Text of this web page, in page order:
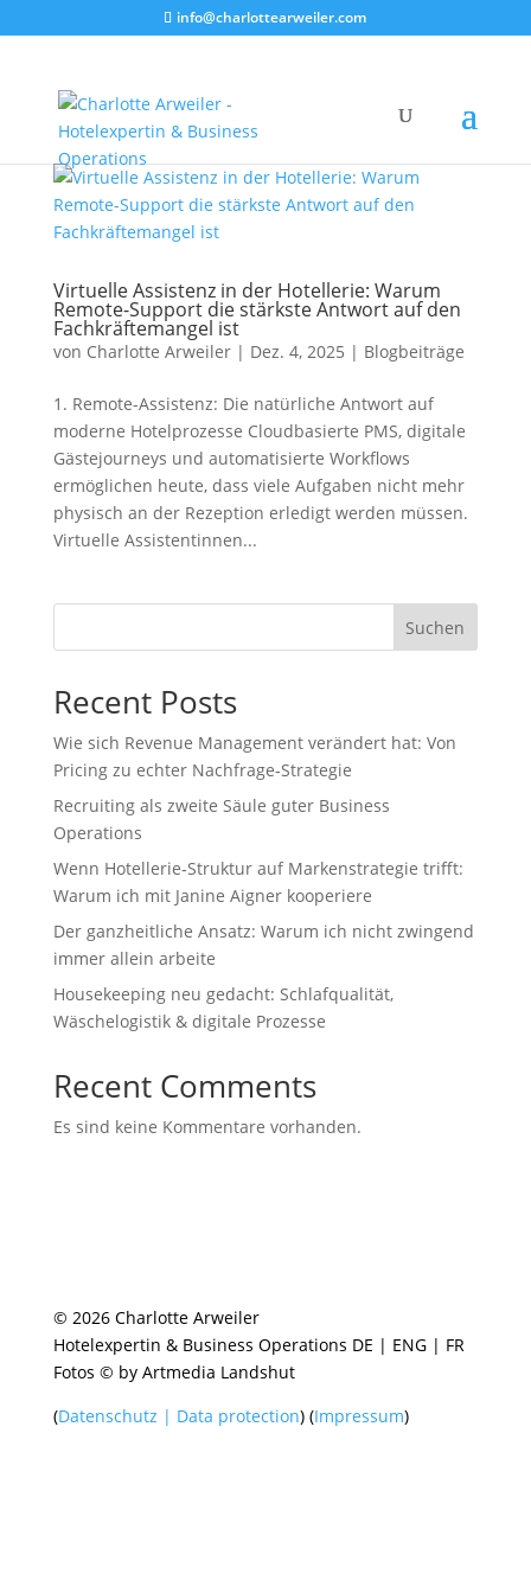
info@charlottearweiler.com
Virtuelle Assistenz in der Hotellerie: Warum
Remote-Support die stärkste Antwort auf den
Fachkräftemangel ist
von Charlotte Arweiler| Dez. 4, 2025 | Blogbeiträge
1. Remote-Assistenz: Die natürliche Antwort auf
moderne Hotelprozesse Cloudbasierte PMS, digitale
Gästejourneys und automatisierte Workflows
ermöglichen heute, dass viele Aufgaben nicht mehr
physisch an der Rezeption erledigt werden müssen.
Virtuelle Assistentinnen...
Suchen
Recent Posts
Wie sich Revenue Management verändert hat: Von
Pricing zu echter Nachfrage‑Strategie
Recruiting als zweite Säule guter Business
Operations
Wenn Hotellerie‑Struktur auf Markenstrategie trifft:
Warum ich mit Janine Aigner kooperiere
Der ganzheitliche Ansatz: Warum ich nicht zwingend
immer allein arbeite
Housekeeping neu gedacht: Schlafqualität,
Wäschelogistik & digitale Prozesse
Recent Comments
Es sind keine Kommentare vorhanden.
© 2026 Charlotte Arweiler
Hotelexpertin & Business Operations DE | ENG | FR
Fotos © by Artmedia Landshut
(Datenschutz | Data protection) (Impressum)